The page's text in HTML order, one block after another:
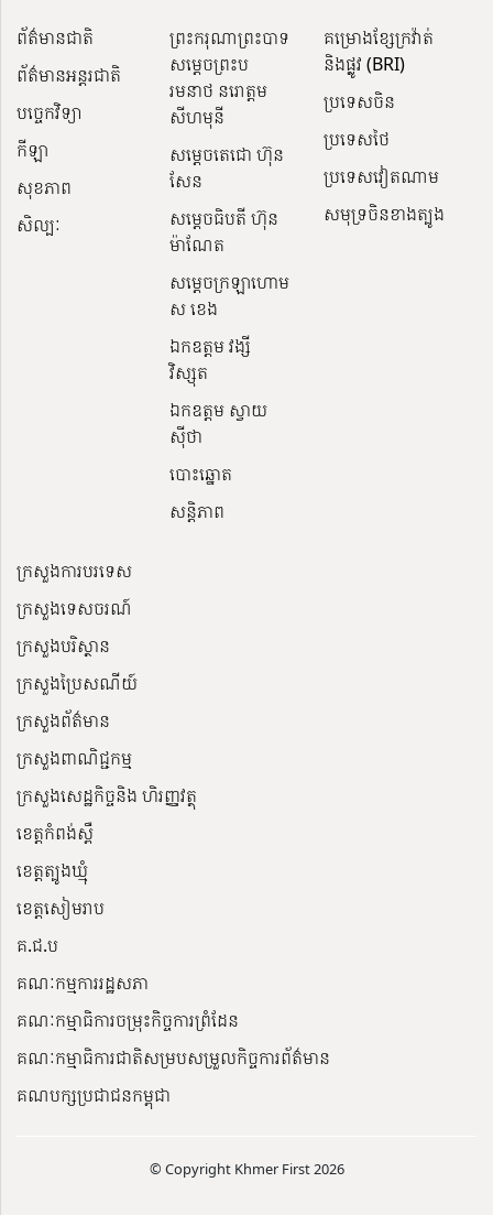
ព័ត៌មានជាតិ
ព័ត៌មានអន្តរជាតិ
បច្ចេកវិទ្យា
កីឡា
សុខភាព
សិល្បៈ
ព្រះករុណាព្រះបាទ
សម្តេចព្រះប
រមនាថ នរោត្តម
សីហមុនី
សម្តេចតេជោ ហ៊ុន
សែន
សម្ដេចធិបតី ហ៊ុន
ម៉ាណែត
សម្ដេចក្រឡាហោម
ស ខេង
ឯកឧត្តម វង្សី
វិស្សុត
ឯកឧត្តម ស្វាយ
ស៊ីថា
បោះឆ្នោត
សន្តិភាព
គម្រោងខ្សែក្រវ៉ាត់
និងផ្លូវ (BRI)
ប្រទេសចិន
ប្រទេសថៃ
ប្រទេសវៀតណាម
សមុទ្រចិនខាងត្បូង
ក្រសួងការបរទេស
ក្រសួងទេសចរណ៍
ក្រសួងបរិស្ថាន
ក្រសួងប្រៃសណីយ៍
ក្រសួងព័ត៌មាន
ក្រសួងពាណិជ្ជកម្ម
ក្រសួងសេដ្ឋកិច្ចនិង ហិរញ្ញវត្ថុ
ខេត្តកំពង់ស្ពឺ
ខេត្តត្បូងឃ្មុំ
ខេត្តសៀមរាប
គ.ជ.ប
គណៈកម្មការរដ្ឋសភា
គណៈកម្មាធិការចម្រុះកិច្ចការព្រំដែន
គណៈកម្មាធិការជាតិសម្របសម្រួលកិច្ចការព័ត៌មាន
គណបក្សប្រជាជនកម្ពុជា
© Copyright Khmer First 2026